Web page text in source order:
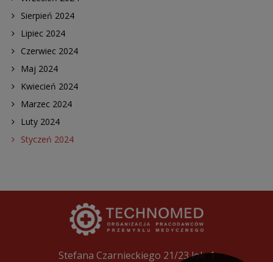
Sierpień 2024
Lipiec 2024
Czerwiec 2024
Maj 2024
Kwiecień 2024
Marzec 2024
Luty 2024
Styczeń 2024
Stefana Czarnieckiego 21/23 lok. 1